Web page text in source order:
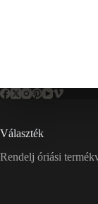
Választék
Rendelj óriási